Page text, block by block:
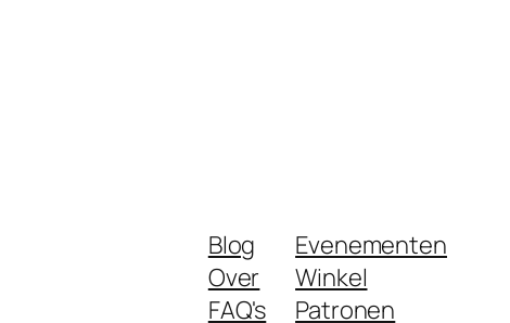
Blog
Over
FAQ's
Evenementen
Winkel
Patronen